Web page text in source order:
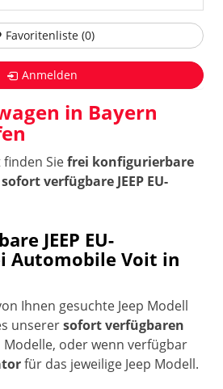
in Bayern
Siefrei konfigurierbare
sofort verfügbare JEEP EU-
JEEP EU-
Automobile Voit in
Ihnen gesuchte Jeep Modell
unserersofort verfügbaren
Modelle, oder wenn verfügbar
für das jeweilige Jeep Modell.
Favoritenliste (0)
Anmelden